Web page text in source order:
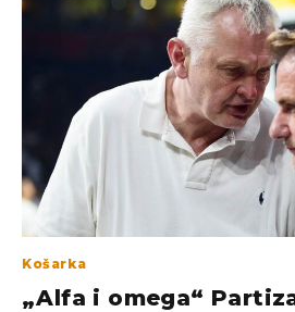
Košarka
„Alfa i omega“